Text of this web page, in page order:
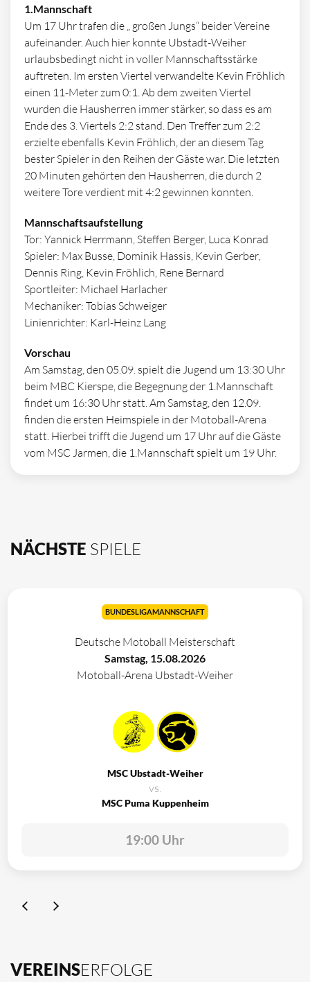
1.Mannschaft
Um 17 Uhr trafen die „ großen Jungs“ beider Vereine
aufeinander. Auch hier konnte Ubstadt-Weiher
urlaubsbedingt nicht in voller Mannschaftsstärke
auftreten. Im ersten Viertel verwandelte Kevin Fröhlich
einen 11-Meter zum 0:1. Ab dem zweiten Viertel
wurden die Hausherren immer stärker, so dass es am
Ende des 3. Viertels 2:2 stand. Den Treffer zum 2:2
erzielte ebenfalls Kevin Fröhlich, der an diesem Tag
bester Spieler in den Reihen der Gäste war. Die letzten
20 Minuten gehörten den Hausherren, die durch 2
weitere Tore verdient mit 4:2 gewinnen konnten.
Mannschaftsaufstellung
Tor: Yannick Herrmann, Steffen Berger, Luca Konrad
Spieler: Max Busse, Dominik Hassis, Kevin Gerber,
Dennis Ring, Kevin Fröhlich, Rene Bernard
Sportleiter: Michael Harlacher
Mechaniker: Tobias Schweiger
Linienrichter: Karl-Heinz Lang
Vorschau
Am Samstag, den 05.09. spielt die Jugend um 13:30 Uhr
beim MBC Kierspe, die Begegnung der 1.Mannschaft
findet um 16:30 Uhr statt. Am Samstag, den 12.09.
finden die ersten Heimspiele in der Motoball-Arena
statt. Hierbei trifft die Jugend um 17 Uhr auf die Gäste
vom MSC Jarmen, die 1.Mannschaft spielt um 19 Uhr.
NÄCHSTE SPIELE
BUNDESLIGAMANNSCHAFT
Deutsche Motoball Meisterschaft
Samstag, 15.08.2026
Motoball-Arena Ubstadt-Weiher
MSC Ubstadt-Weiher
vs.
MSC Puma Kuppenheim
19:00 Uhr
VEREINSERFOLGE